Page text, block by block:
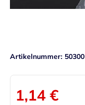
Artikelnummer 50300
1,14 €